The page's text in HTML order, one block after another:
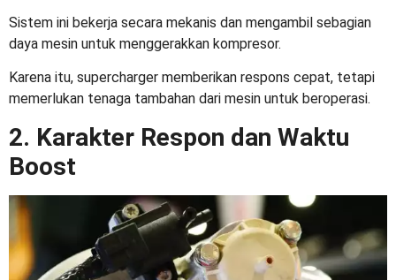
Sistem ini bekerja secara mekanis dan mengambil sebagian
daya mesin untuk menggerakkan kompresor.
Karena itu, supercharger memberikan respons cepat, tetapi
memerlukan tenaga tambahan dari mesin untuk beroperasi.
2. Karakter Respon dan Waktu
Boost